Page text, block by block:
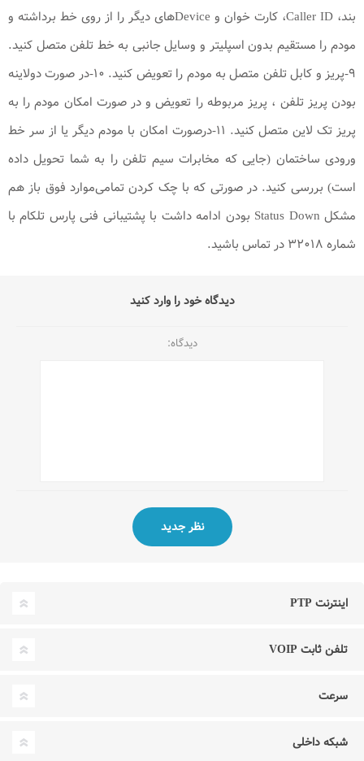
بند، Caller ID، کارت خوان و Device‌های دیگر را از روی خط برداشته و
مودم را مستقیم بدون اسپلیتر و وسایل جانبی به خط تلفن متصل کنید.
۹-پریز و کابل تلفن متصل به مودم را تعویض کنید. ۱۰-در صورت دولاینه
بودن پریز تلفن ، پریز مربوطه را تعویض و در صورت امکان مودم را به
پریز تک لاین متصل کنید. ۱۱-درصورت امکان با مودم دیگر یا از سر خط
ورودی ساختمان (جایی که مخابرات سیم تلفن را به شما تحویل داده
است) بررسی کنید. در صورتی که با چک کردن تمامی‌موارد فوق باز هم
مشکل Status Down بودن ادامه داشت با پشتیبانی فنی پارس تلکام با
شماره ۳۲۰۱۸ در تماس باشید.
دیدگاه خود را وارد کنید
دیدگاه:
اینترنت PTP
تلفن ثابت VOIP
سرعت
شبکه داخلی